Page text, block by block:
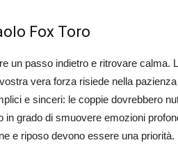
Fox Toro
un passo indietro e ritrovare
vera forza risiede nella
e sinceri: le coppie dovrebbero
in grado di smuovere emozioni
e riposo devono essere una priorità.